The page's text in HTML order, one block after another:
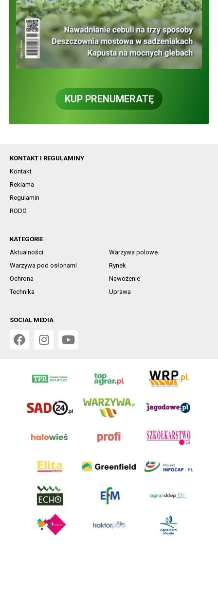
KUP PRENUMERATĘ
KONTAKT I REGULAMINY
Kontakt
Reklama
Regulamin
RODO
KATEGORIE
Aktualności
Warzywa polowe
Warzywa pod osłonami
Rynek
Ochrona
Nawożenie
Technika
Uprawa
SOCIAL MEDIA